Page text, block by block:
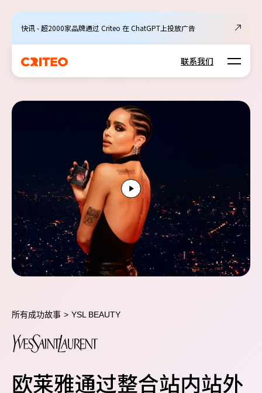
快讯 - 超2000家品牌通过 Criteo 在 ChatGPT上投放广告
联系我们 Open
所有成功故事 > YSL BEAUTY
欧莱雅通过整合站内站外